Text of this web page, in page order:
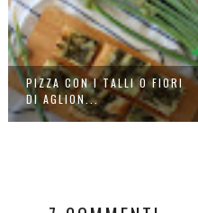
TALLI O FIORI DI AGLIONE
IN PASTELL...